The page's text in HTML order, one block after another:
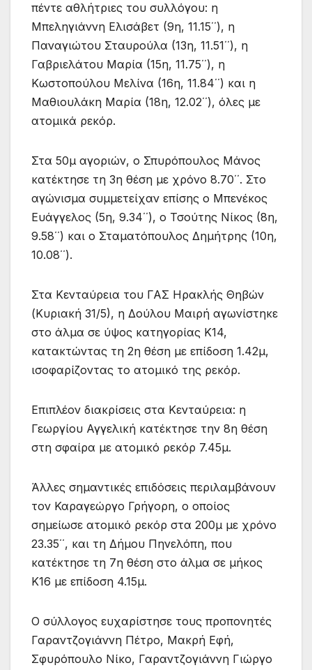
πέντε αθλήτριες του συλλόγου: η
Μπεληγιάννη Ελισάβετ (9η, 11.15΄΄), η
Παναγιώτου Σταυρούλα (13η, 11.51΄΄), η
Γαβριελάτου Μαρία (15η, 11.75΄΄), η
Κωστοπούλου Μελίνα (16η, 11.84΄΄) και η
Μαθιουλάκη Μαρία (18η, 12.02΄΄), όλες με
ατομικά ρεκόρ.
Στα 50μ αγοριών, ο Σπυρόπουλος Μάνος
κατέκτησε τη 3η θέση με χρόνο 8.70΄΄. Στο
αγώνισμα συμμετείχαν επίσης ο Μπενέκος
Ευάγγελος (5η, 9.34΄΄), ο Τσούτης Νίκος (8η,
9.58΄΄) και ο Σταματόπουλος Δημήτρης (10η,
10.08΄΄).
Στα Κενταύρεια του ΓΑΣ Ηρακλής Θηβών
(Κυριακή 31/5), η Δούλου Μαιρή αγωνίστηκε
στο άλμα σε ύψος κατηγορίας Κ14,
κατακτώντας τη 2η θέση με επίδοση 1.42μ,
ισοφαρίζοντας το ατομικό της ρεκόρ.
Επιπλέον διακρίσεις στα Κενταύρεια: η
Γεωργίου Αγγελική κατέκτησε την 8η θέση
στη σφαίρα με ατομικό ρεκόρ 7.45μ.
Άλλες σημαντικές επιδόσεις περιλαμβάνουν
τον Καραγεώργο Γρήγορη, ο οποίος
σημείωσε ατομικό ρεκόρ στα 200μ με χρόνο
23.35΄΄, και τη Δήμου Πηνελόπη, που
κατέκτησε τη 7η θέση στο άλμα σε μήκος
Κ16 με επίδοση 4.15μ.
Ο σύλλογος ευχαρίστησε τους προπονητές
Γαραντζογιάννη Πέτρο, Μακρή Εφή,
Σφυρόπουλο Νίκο, Γαραντζογιάννη Γιώργο